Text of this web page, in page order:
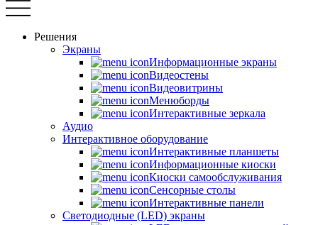
Решения
Экраны
Информационные экраны
Видеостены
Видеовитрины
Менюборды
Интерактивные зеркала
Аудио
Интерактивное оборудование
Интерактивные планшеты
Информационные киоски
Киоски самообслуживания
Сенсорные столы
Интерактивные панели
Светодиодные (LED) экраны